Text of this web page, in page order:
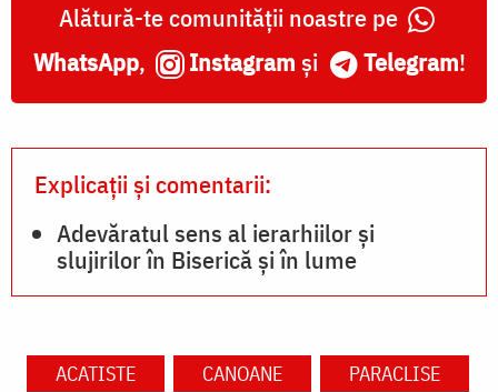
Alătură-te comunității noastre pe
WhatsApp, Instagram și Telegram!
Explicații și comentarii:
Adevăratul sens al ierarhiilor și
slujirilor în Biserică și în lume
ACATISTE CANOANE
PARACLISE